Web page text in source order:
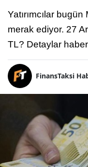
Yatırımcılar
merak ediyor. 27
TL? Detaylar
FinansTaksi